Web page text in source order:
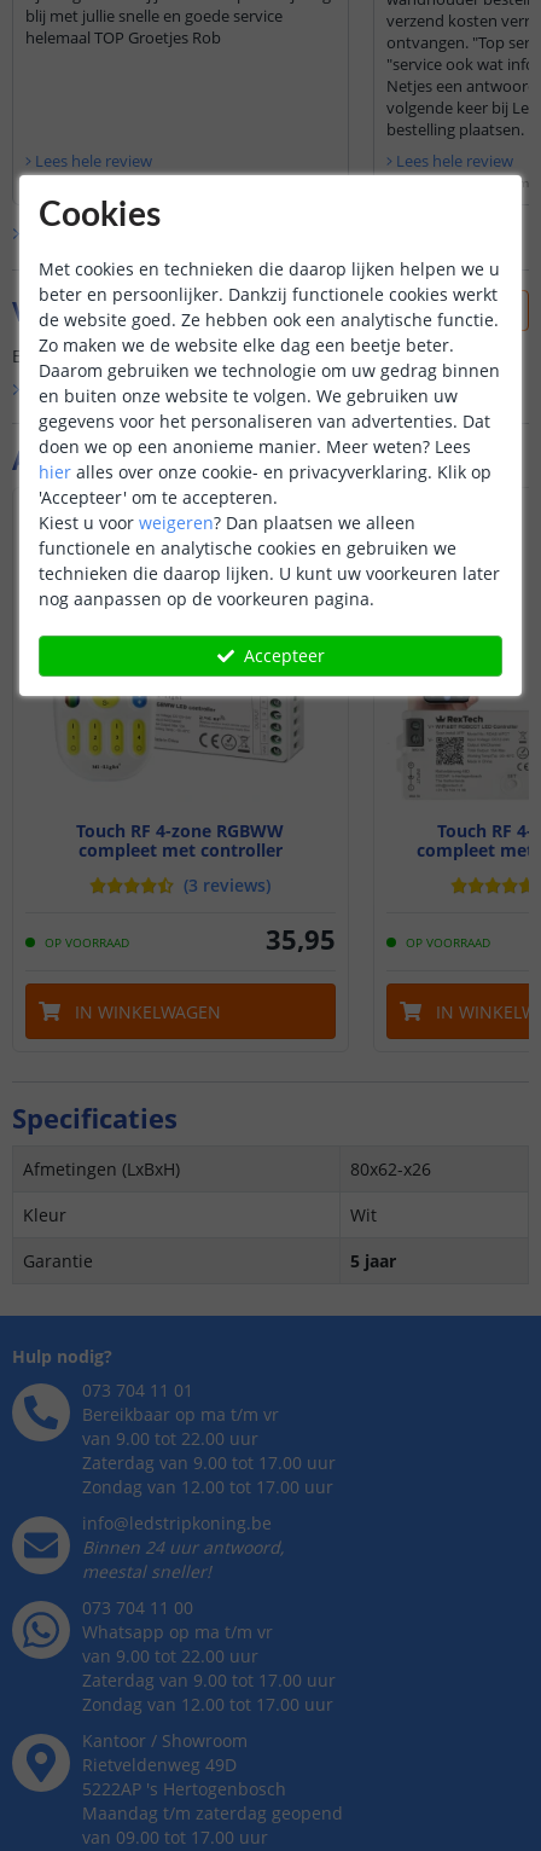
Aanvullende producten
Touch RF 4-zone RGBWW
compleet met controller
(3 reviews)
OP VOORRAAD 35,95
IN WINKELWAGEN
Touch RF 4-
compleet met
OP VOORRAAD
IN
blij met jullie snelle en goede service
helemaal TOP Groetjes Rob
Lees hele review
verzend kosten
ontvangen. "Top
"service ook wat
Netjes een antwoord
volgende keer bij
bestelling plaatsen.
Lees hele review
24
Bekijk alle 8 reviews
Vraag & antwoord
Er is nog geen vraag gesteld over dit product.
Bekijk alle Vraag & antwoord
Specificaties
Afmetingen (LxBxH)
80x62-x26
Kleur
Wit
Garantie
5 jaar
Hulp nodig?
073 704 11 01
Bereikbaar op ma t/m vr
van 9.00 tot 22.00 uur
Zaterdag van 9.00 tot 17.00 uur
Zondag van 12.00 tot 17.00 uur
info@ledstripkoning.be
Binnen 24 uur antwoord,
meestal sneller!
073 704 11 00
Whatsapp op ma t/m vr
van 9.00 tot 22.00 uur
Zaterdag van 9.00 tot 17.00 uur
Zondag van 12.00 tot 17.00 uur
Kantoor / Showroom
Rietveldenweg 49D
5222AP 's Hertogenbosch
Maandag t/m zaterdag geopend
van 09.00 tot 17.00 uur
Cookies
Met cookies en technieken die daarop lijken helpen we u
beter en persoonlijker. Dankzij functionele cookies werkt
de website goed. Ze hebben ook een analytische functie.
Zo maken we de website elke dag een beetje beter.
Daarom gebruiken we technologie om uw gedrag binnen
en buiten onze website te volgen. We gebruiken uw
gegevens voor het personaliseren van advertenties. Dat
doen we op een anonieme manier. Meer weten? Lees
hier alles over onze cookie- en privacyverklaring. Klik op
'Accepteer' om te accepteren.
Kiest u voor weigeren? Dan plaatsen we alleen
functionele en analytische cookies en gebruiken we
technieken die daarop lijken. U kunt uw voorkeuren later
nog aanpassen op de voorkeuren pagina.
Accepteer